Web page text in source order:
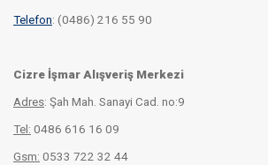
Telefon: (0486) 216 55 90
Cizre İşmar Alışveriş Merkezi
Adres: Şah Mah. Sanayi Cad. no:9
Tel: 0486 616 16 09
Gsm: 0533 722 32 44